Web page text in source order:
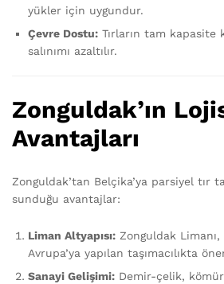
yükler için uygundur.
Çevre Dostu: Tırların tam kapasite
salınımı azaltılır.
Zonguldak’ın
Avantajları
Zonguldak’tan Belçika’ya parsiyel tır
sunduğu avantajlar:
Liman Altyapısı: Zonguldak Limanı,
Avrupa’ya yapılan taşımacılıkta
Sanayi Gelişimi: Demir-çelik,